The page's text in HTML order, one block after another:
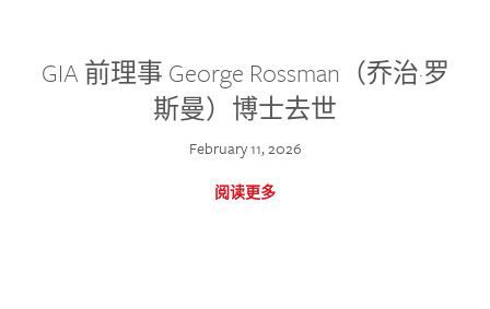
GIA 前理事 George Rossman（乔治·罗
斯曼）博士去世
February 11, 2026
阅读更多